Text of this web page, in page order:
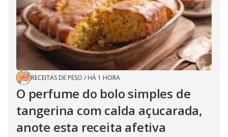
RECEITAS DE PESO / HÁ 1 HORA
O perfume do bolo simples de
tangerina com calda açucarada,
anote esta receita afetiva